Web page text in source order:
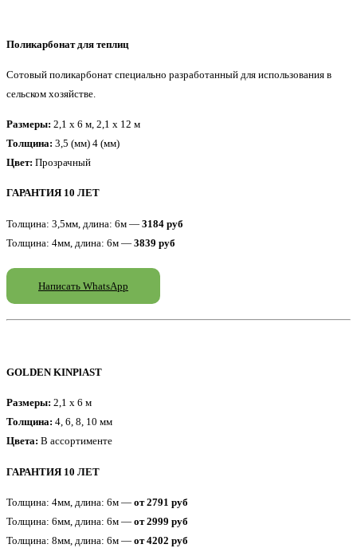
Поликарбонат для теплиц
Сотовый поликарбонат специально разработанный для использования в
сельском хозяйстве.
Размеры: 2,1 x 6 м, 2,1 x 12 м
Толщина: 3,5 (мм) 4 (мм)
Цвет: Прозрачный
ГАРАНТИЯ 10 ЛЕТ
Толщина: 3,5мм, длина: 6м — 3184 руб
Толщина: 4мм, длина: 6м — 3839 руб
Написать WhatsApp
GOLDEN KINPlAST
Размеры: 2,1 x 6 м
Толщина: 4, 6, 8, 10 мм
Цвета: В ассортименте
ГАРАНТИЯ 10 ЛЕТ
Толщина: 4мм, длина: 6м — от 2791 руб
Толщина: 6мм, длина: 6м — от 2999 руб
Толщина: 8мм, длина: 6м — от 4202 руб